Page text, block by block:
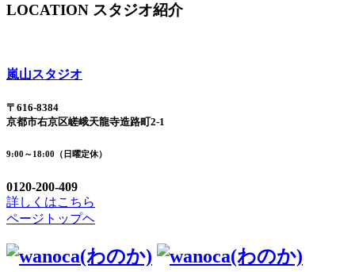
LOCATION スタジオ紹介
嵐山スタジオ
〒616-8384
京都市右京区嵯峨天龍寺造路町2-1
9:00～18:00（日曜定休）
0120-200-409
詳しくはこちら
ページトップヘ